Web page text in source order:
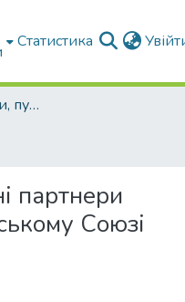
Статистика
Конференції, збірки, публікації молодих вчених і здобувачів : магістрів, бакалаврів, аспірантів.
партнери
Союзі